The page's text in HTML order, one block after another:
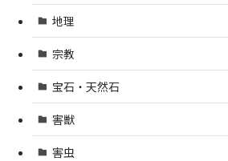
地理
宗教
宝石・天然石
害獣
害虫